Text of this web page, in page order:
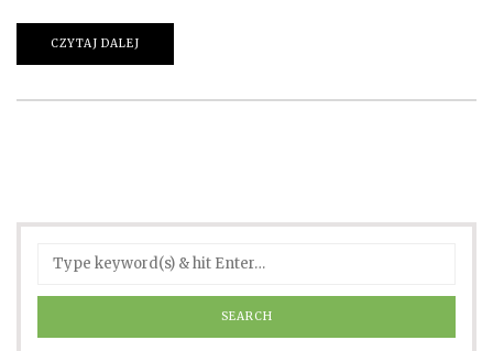
CZYTAJ DALEJ